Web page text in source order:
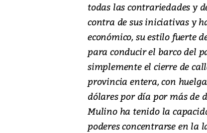
todas las contrariedades y
contra de sus iniciativas y
económico, su estilo fuerte
para conducir el barco del
simplemente el cierre de
provincia entera, con
dólares por día por más de
Mulino ha tenido la
poderes concentrarse en